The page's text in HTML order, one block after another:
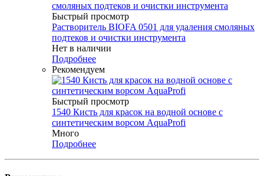
Быстрый просмотр
Растворитель BIOFA 0501 для удаления смоляных
подтеков и очистки инструмента
Нет в наличии
Подробнее
Рекомендуем
Быстрый просмотр
1540 Кисть для красок на водной основе с
синтетическим ворсом AquaProfi
Много
Подробнее